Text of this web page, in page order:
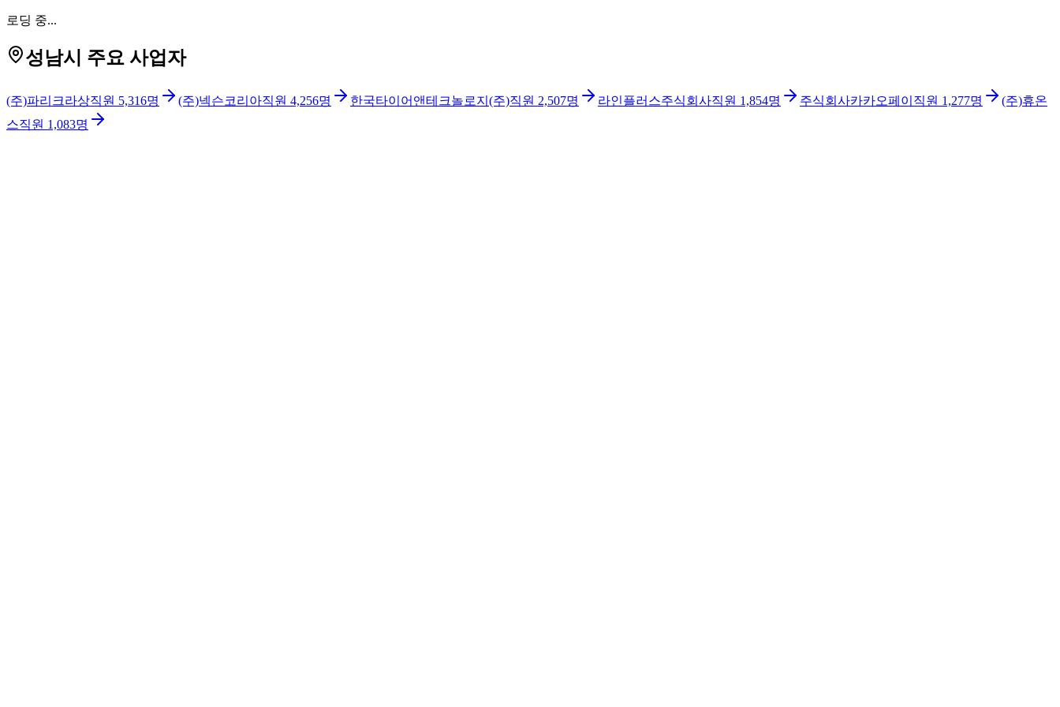
로딩 중...
성남시 주요 사업자
(주)파리크라상직원 5,316명 (주)넥슨코리아직원 4,256명 한국타이어앤테크놀로지(주)직원 2,507명 라인플러스주식회사직원 1,854명 주식회사카카오페이 직원 1,277명
(주)휴온
스직원 1,083명